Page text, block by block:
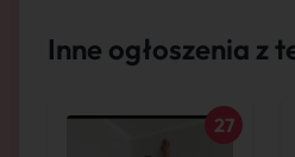
Inne ogłoszenia z
27